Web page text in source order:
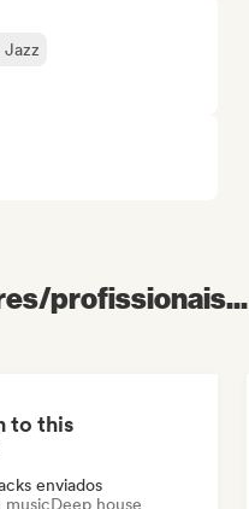
profissionais...
to this
enviados
musicDeep house